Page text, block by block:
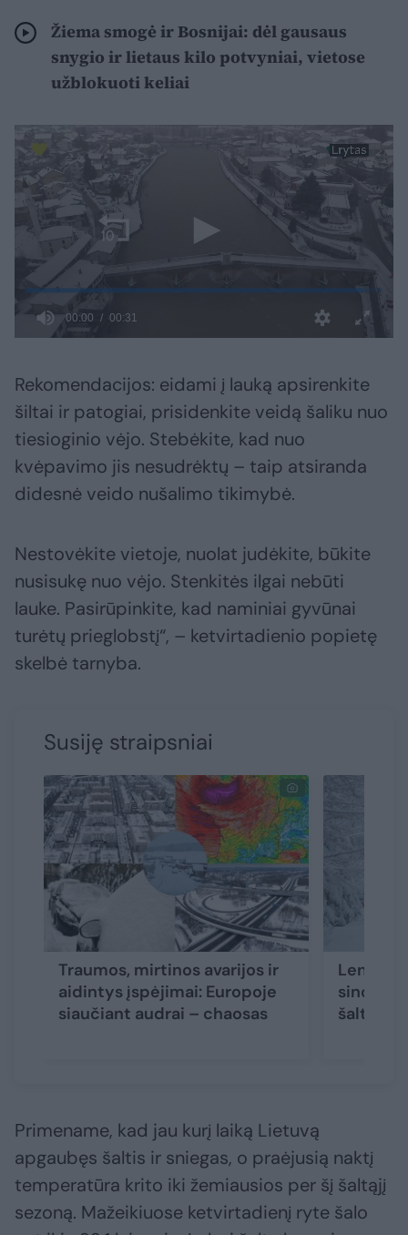
Žiema smogė ir Bosnijai: dėl gausaus
snygio ir lietaus kilo potvyniai, vietose
užblokuoti keliai
Rekomendacijos: eidami į lauką apsirenkite
šiltai ir patogiai, prisidenkite veidą šaliku nuo
tiesioginio vėjo. Stebėkite, kad nuo
kvėpavimo jis nesudrėktų – taip atsiranda
didesnė veido nušalimo tikimybė.
Nestovėkite vietoje, nuolat judėkite, būkite
nusisukę nuo vėjo. Stenkitės ilgai nebūti
lauke. Pasirūpinkite, kad naminiai gyvūnai
turėtų prieglobstį“, – ketvirtadienio popietę
skelbė tarnyba.
Susiję straipsniai
Traumos, mirtinos avarijos ir
aidintys įspėjimai: Europoje
siaučiant audrai – chaosas
Lenkai
šaltį
Primename, kad jau kurį laiką Lietuvą
apgaubęs šaltis ir sniegas, o praėjusią naktį
temperatūra krito iki žemiausios per šį šaltąjį
sezoną. Mažeikiuose ketvirtadienį ryte šalo